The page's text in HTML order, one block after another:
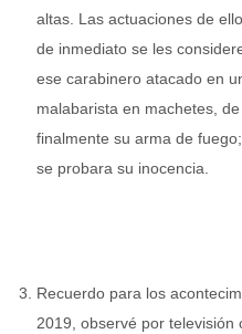
altas. Las actuaciones de
de inmediato se les
ese carabinero atacado en
malabarista en machetes,
finalmente su arma de
se probara su inocencia.
Recuerdo para los
2019, observé por